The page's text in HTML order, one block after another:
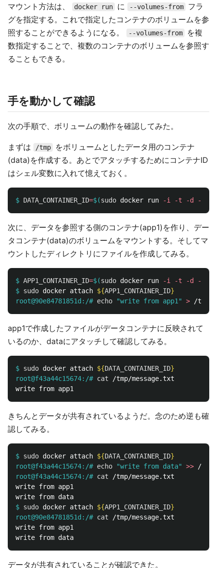
マウント方法は、 docker run に --volumes-from
フラ
グを指定する。これで指定したコンテナのボリュームを参
照することができるようになる。
--volumes-from
を複
数指定することで、複数のコンテナのボリュームを参照す
ることもできる。
手を動かして確認
次の手順で、ボリュームの動作を確認してみた。
まずは /tmp
をボリュームとしたデータ用のコンテナ
(data)を作成する。あとでアタッチするためにコンテナID
はシェル変数に入れて憶えておく。
$ DATA_CONTAINER_ID=$(sudo docker run -i -t -d -P
次に、データを参照する側のコンテナ(app1)を作り、デー
タコンテナ(data)のボリュームをマウントする。そしてマ
ウントしたディレクトリにファイルを作成してみる。
$ APP1_CONTAINER_ID=$(sudo docker run -i -t -d -P
$ sudo docker attach ${APP1_CONTAINER_ID}
root@90e84781851d:/# echo "write from app1" >
app1で作成したファイルがデータコンテナに反映されて
いるのか、dataにアタッチして確認してみる。
$ sudo docker attach ${DATA_CONTAINER_ID}
root@f43a44c15674:/# cat
きちんとデータが共有されているようだ。念のため逆も確
認してみる。
$ sudo docker attach ${DATA_CONTAINER_ID}
root@f43a44c15674:/# echo "write from data"
>>
root@f43a44c15674:/# cat
write from app1
$ sudo docker attach ${APP1_CONTAINER_ID}
root@90e84781851d:/# cat
write from app1
データが共有されていることが確認できた。